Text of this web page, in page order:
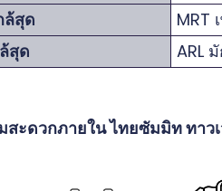
ล้สุด
MRT
สุด
ARL
สะดวกภายใน ไทยซัมมิท ทาว